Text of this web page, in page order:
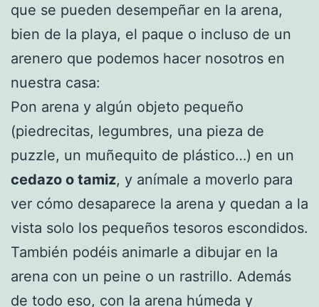
que se pueden desempeñar en la arena,
bien de la playa, el paque o incluso de un
arenero que podemos hacer nosotros en
nuestra casa:
Pon arena y algún objeto pequeño
(piedrecitas, legumbres, una pieza de
puzzle, un muñequito de plástico…) en un
cedazo o tamiz, y anímale a moverlo para
ver cómo desaparece la arena y quedan a la
vista solo los pequeños tesoros escondidos.
También podéis animarle a dibujar en la
arena con un peine o un rastrillo. Además
de todo eso, con la arena húmeda y